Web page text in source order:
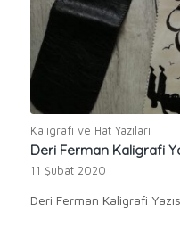
Kaligrafi ve Hat Yazıları
Deri Ferman Kaligrafi
11 Şubat 2020
Deri Ferman Kaligrafi